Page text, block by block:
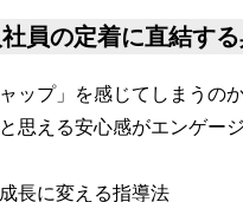
員の定着に直結する
ップ」を感じてしまうの
思える安心感がエンゲー
長に変える指導法